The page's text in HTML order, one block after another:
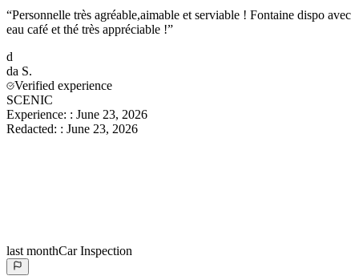
“Personnelle très agréable,aimable et serviable ! Fontaine dispo avec
eau café et thé très appréciable !”
d
da S.
Verified experience
SCENIC
Experience: : June 23, 2026
Redacted: : June 23, 2026
last monthCar Inspection